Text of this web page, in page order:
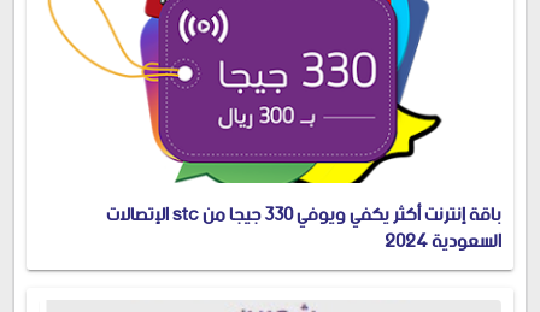
باقة إنترنت أكثر يكفي ويوفي 330 جيجا من stc الإتصالات
السعودية 2024